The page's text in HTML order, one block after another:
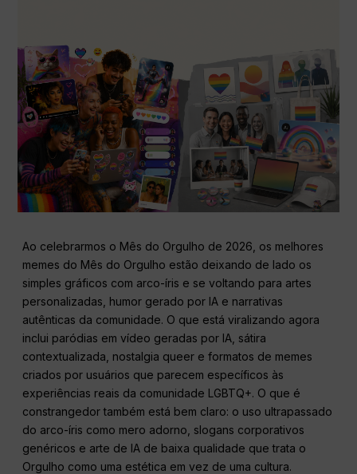
Ao celebrarmos o Mês do Orgulho de 2026, os melhores
memes do Mês do Orgulho estão deixando de lado os
simples gráficos com arco-íris e se voltando para artes
personalizadas, humor gerado por IA e narrativas
autênticas da comunidade. O que está viralizando agora
inclui paródias em vídeo geradas por IA, sátira
contextualizada, nostalgia queer e formatos de memes
criados por usuários que parecem específicos às
experiências reais da comunidade LGBTQ+. O que é
constrangedor também está bem claro: o uso ultrapassado
do arco-íris como mero adorno, slogans corporativos
genéricos e arte de IA de baixa qualidade que trata o
Orgulho como uma estética em vez de uma cultura.